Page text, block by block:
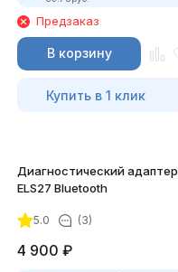
Предзаказ
В корзину
Купить в 1 клик
Диагностический адаптер
ELS27 Bluetooth
5.0 (3)
4 900 ₽